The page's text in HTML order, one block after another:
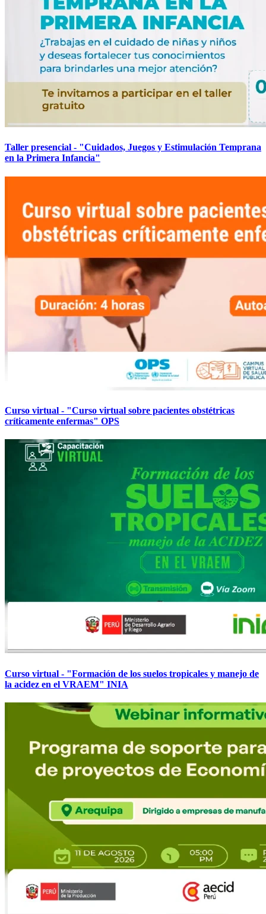
Taller presencial - "Cuidados, Juegos y Estimulación Temprana
en la Primera Infancia"
Curso virtual - "Curso virtual sobre pacientes obstétricas
críticamente enfermas" OPS
Curso virtual - "Formación de los suelos tropicales y manejo de
la acidez en el VRAEM" INIA